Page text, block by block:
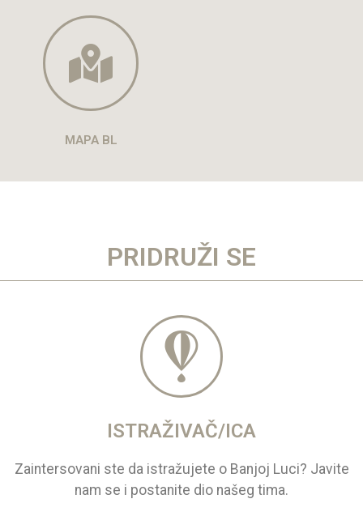
MAPA BL
PRIDRUŽI SE
ISTRAŽIVAČ/ICA
Zaintersovani ste da istražujete o Banjoj Luci? Javite
nam se i postanite dio našeg tima.